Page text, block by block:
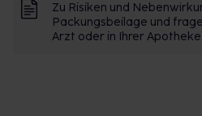
Zu Risiken und
Packungsbeilage und
Arzt oder in Ihrer Apotheke.